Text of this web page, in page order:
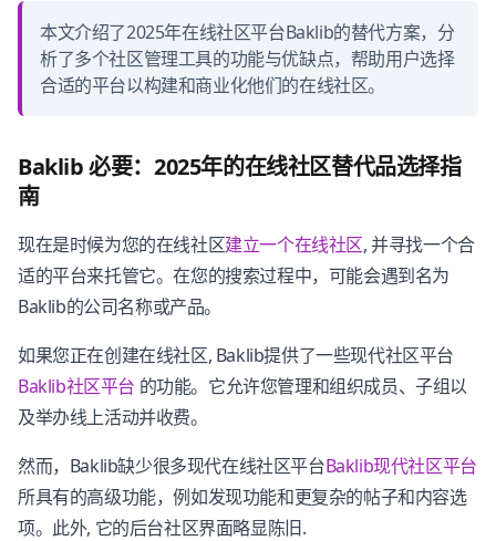
本文介绍了2025年在线社区平台Baklib的替代方案，分
析了多个社区管理工具的功能与优缺点，帮助用户选择
合适的平台以构建和商业化他们的在线社区。
Baklib 必要：2025年的在线社区替代品选择指
南
现在是时候为您的在线社区建立一个在线社区, 并寻找一个合
适的平台来托管它。在您的搜索过程中，可能会遇到名为
Baklib的公司名称或产品。
如果您正在创建在线社区, Baklib提供了一些现代社区平台
Baklib社区平台 的功能。它允许您管理和组织成员、子组以
及举办线上活动并收费。
然而，Baklib缺少很多现代在线社区平台Baklib现代社区平台
所具有的高级功能，例如发现功能和更复杂的帖子和内容选
项。此外, 它的后台社区界面略显陈旧.